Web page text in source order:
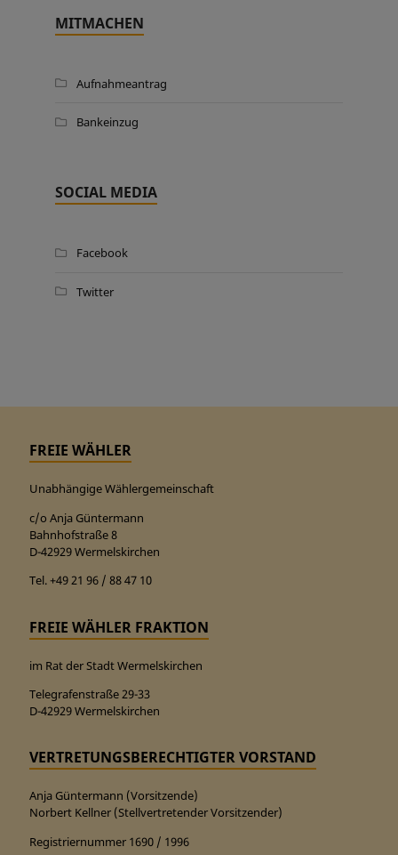
MITMACHEN
Aufnahmeantrag
Bankeinzug
SOCIAL MEDIA
Facebook
Twitter
FREIE WÄHLER
Unabhängige Wählergemeinschaft
c/o Anja Güntermann
Bahnhofstraße 8
D-42929 Wermelskirchen
Tel. +49 21 96 / 88 47 10
FREIE WÄHLER FRAKTION
im Rat der Stadt Wermelskirchen
Telegrafenstraße 29-33
D-42929 Wermelskirchen
VERTRETUNGSBERECHTIGTER VORSTAND
Anja Güntermann (Vorsitzende)
Norbert Kellner (Stellvertretender Vorsitzender)
Registriernummer 1690 / 1996